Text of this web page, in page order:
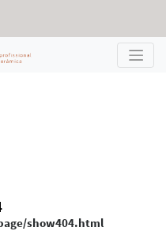
show404.html